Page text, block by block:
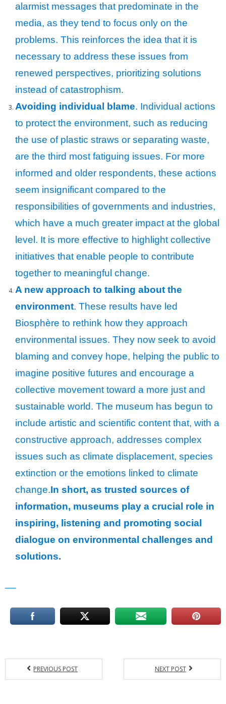
alarmist messages that predominate in the
media, as they tend to focus only on the
problems. This reinforces the idea that it is
necessary to address these issues from
renewed perspectives, prioritizing solutions
instead of catastrophism.
Avoiding individual blame. Individual actions
to protect the environment, such as reducing
the use of plastic straws or separating waste,
are the third most fatiguing issues. For more
informed and older respondents, these actions
seem insignificant compared to the
responsibilities of governments and industries,
which have a much greater impact at the global
level. It is more effective to highlight collective
initiatives that enable people to contribute
together to meaningful change.
A new approach to talking about the
environment. These results have led
Biosphère to rethink how they approach
environmental issues. They now seek to avoid
blaming and convey hope, helping the public to
imagine positive futures and encourage a
collective movement toward a more just and
sustainable world. The museum has begun to
include artistic and scientific content that, with a
constructive approach, addresses complex
issues such as climate displacement, species
extinction or the emotions linked to climate
change.In short, as trusted sources of
information, museums play a crucial role in
inspiring, listening and promoting social
dialogue on environmental challenges and
solutions.
PREVIOUS POST NEXT POST